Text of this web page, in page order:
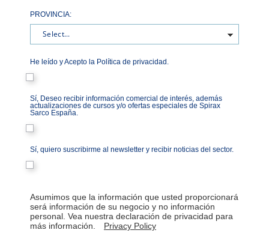
PROVINCIA:
He leído y Acepto la Política de privacidad.
Sí, Deseo recibir información comercial de interés, además
actualizaciones de cursos y/o ofertas especiales de Spirax
Sarco España.
Sí, quiero suscribirme al newsletter y recibir noticias del sector.
Asumimos que la información que usted proporcionará
será información de su negocio y no información
personal. Vea nuestra declaración de privacidad para
más información.
Privacy Policy